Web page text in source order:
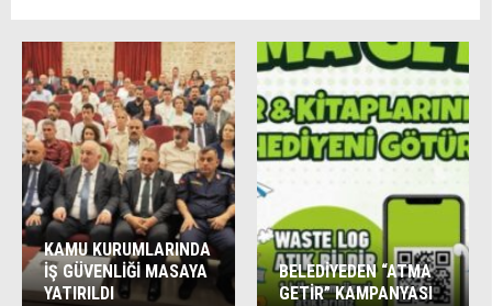
KAMU KURUMLARINDA
İŞ GÜVENLİĞİ MASAYA
YATIRILDI
BELEDİYEDEN “ATMA
GETİR” KAMPANYASI